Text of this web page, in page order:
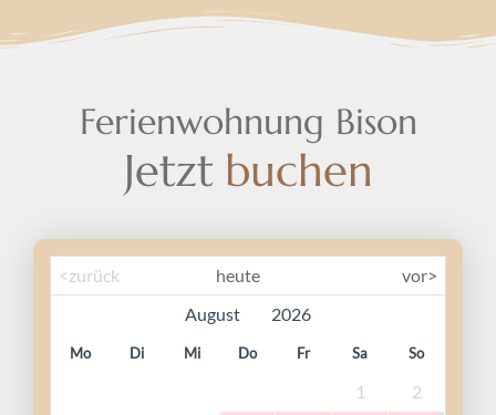
Ferienwohnung Bison
Jetzt buchen
<zurück heute vor>
Mo Di Mi Do Fr Sa So
1
2